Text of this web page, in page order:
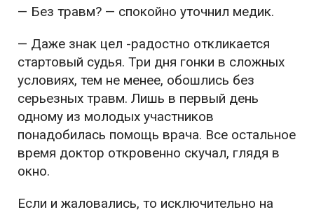
— Без травм? — спокойно уточнил медик.
— Даже знак цел -радостно откликается
стартовый судья. Три дня гонки в сложных
условиях, тем не менее, обошлись без
серьезных травм. Лишь в первый день
одному из молодых участников
понадобилась помощь врача. Все остальное
время доктор откровенно скучал, глядя в
окно.
Если и жаловались, то исключительно на